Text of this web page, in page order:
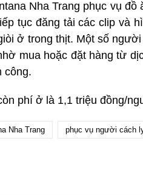
Nha Trang phục vụ đồ
tục đăng tải các clip và
ở trong thịt. Một số
mua hoặc đặt hàng từ
công.
phí ở là 1,1 triệu đồng/
Nha Trang phục vụ người cách